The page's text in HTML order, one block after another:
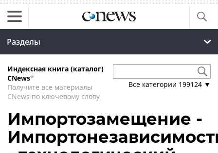
Разделы
Индексная книга (каталог)
CNews*
Получите все материалы
CNews по ключевому слову
Все категории 199124 ▼
Импортозамещение -